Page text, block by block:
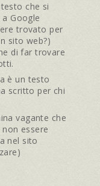
che si
Google
trovato per
sito web?)
di far trovare
è un testo
scritto per chi
vagante che
essere
nel sito